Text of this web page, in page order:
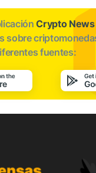
Crypto News
sobre
fuentes: